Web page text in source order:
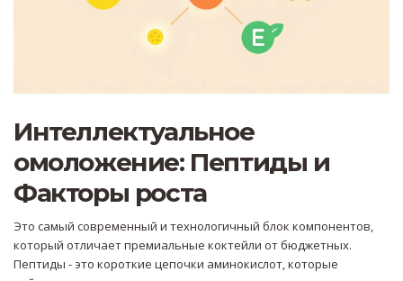
Интеллектуальное
омоложение: Пептиды и
Факторы роста
Это самый современный и технологичный блок компонентов,
который отличает премиальные коктейли от бюджетных.
Пептиды - это короткие цепочки аминокислот, которые